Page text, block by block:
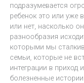
подразумевается
ребенок это или уже
или нет, насколько
разнообразия
которыми мы
семьи, которые не
интеграции в приход
болезненные